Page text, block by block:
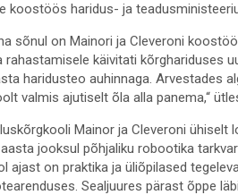
koostöös haridus- ja
sõnul on Mainori ja Cleveroni
käivitati kõrghariduses
haridusteo auhinnaga. Arvestades
valmis ajutiselt õla alla panema,“
Mainor ja Cleveroni ühiselt
jooksul põhjaliku robootika
ajast on praktika ja üliõpilased
Sealjuures pärast õppe